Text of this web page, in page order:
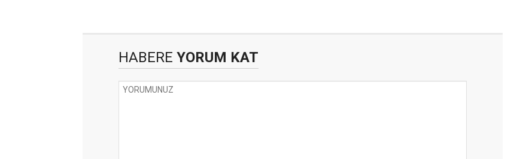
HABERE YORUM KAT